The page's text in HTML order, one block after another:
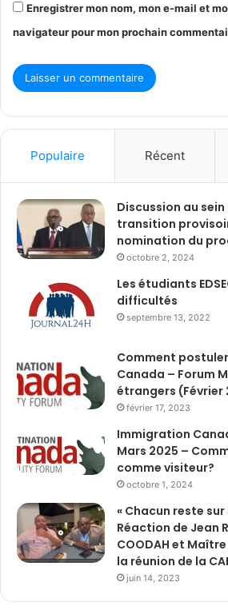
Enregistrer mon nom, mon e-mail et
navigateur pour mon prochain
Populaire Récent
Discussion au
transition
nomination du
octobre 2, 2024
Les étudiants
difficultés
septembre 13, 2022
Comment
Canada – Forum
étrangers (Février
février 17, 2023
Immigration
Mars 2025 –
comme visiteur?
octobre 1, 2024
« Chacun reste
Réaction de Jean
COODAH et
la réunion de la
juin 14, 2023